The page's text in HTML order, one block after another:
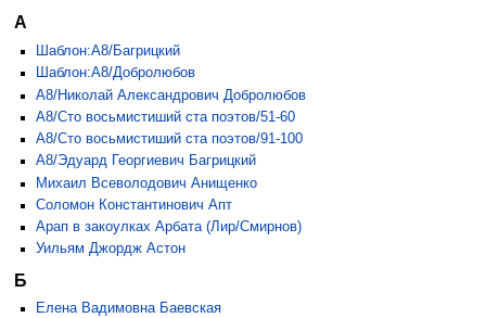
А
Шаблон:А8/Багрицкий
Шаблон:А8/Добролюбов
А8/Николай Александрович Добролюбов
А8/Сто восьмистиший ста поэтов/51-60
А8/Сто восьмистиший ста поэтов/91-100
А8/Эдуард Георгиевич Багрицкий
Михаил Всеволодович Анищенко
Соломон Константинович Апт
Арап в закоулках Арбата (Лир/Смирнов)
Уильям Джордж Астон
Б
Елена Вадимовна Баевская